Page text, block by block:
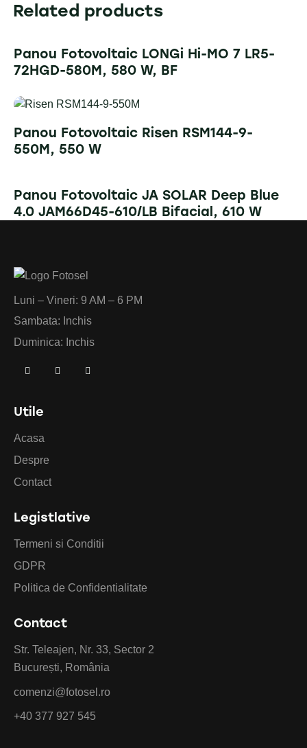
Related products
Panou Fotovoltaic LONGi Hi-MO 7 LR5-
72HGD-580M, 580 W, BF
Panou Fotovoltaic Risen RSM144-9-
550M, 550 W
Panou Fotovoltaic JA SOLAR Deep Blue
4.0 JAM66D45-610/LB Bifacial, 610 W
Luni – Vineri: 9 AM – 6 PM
Sambata: Inchis
Duminica: Inchis
Utile
Acasa
Despre
Contact
Legistlative
Termeni si Conditii
GDPR
Politica de Confidentialitate
Contact
Str. Teleajen, Nr. 33, Sector 2
București, România
comenzi@fotosel.ro
+40 377 927 545